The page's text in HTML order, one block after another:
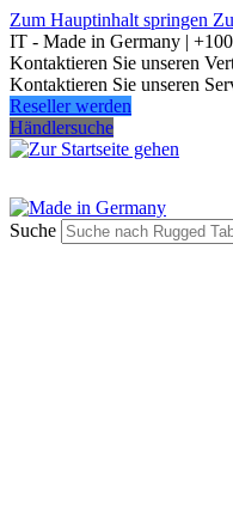
Zum Hauptinhalt springen
IT - Made in Germany |
Kontaktieren Sie unseren
Kontaktieren Sie unseren
Reseller werden
Händlersuche
Suche